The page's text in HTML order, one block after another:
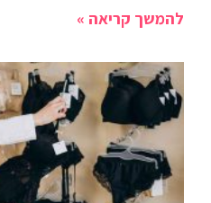
להמשך קריאה »